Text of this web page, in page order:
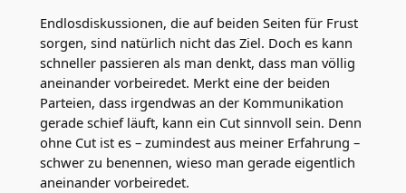
Endlosdiskussionen, die auf beiden Seiten für Frust
sorgen, sind natürlich nicht das Ziel. Doch es kann
schneller passieren als man denkt, dass man völlig
aneinander vorbeiredet. Merkt eine der beiden
Parteien, dass irgendwas an der Kommunikation
gerade schief läuft, kann ein Cut sinnvoll sein. Denn
ohne Cut ist es – zumindest aus meiner Erfahrung –
schwer zu benennen, wieso man gerade eigentlich
aneinander vorbeiredet.